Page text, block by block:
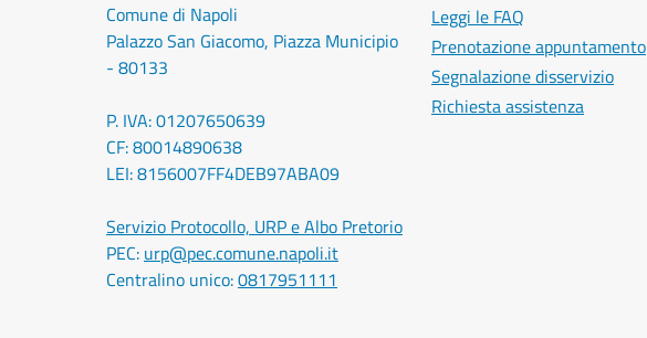
Comune di Napoli
Palazzo San Giacomo, Piazza Municipio
- 80133
P. IVA: 01207650639
CF: 80014890638
LEI: 8156007FF4DEB97ABA09
Servizio Protocollo, URP e Albo Pretorio
PEC: urp@pec.comune.napoli.it
Centralino unico:0817951111
Leggi le FAQ
Prenotazione appuntamento
Segnalazione disservizio
Richiesta assistenza